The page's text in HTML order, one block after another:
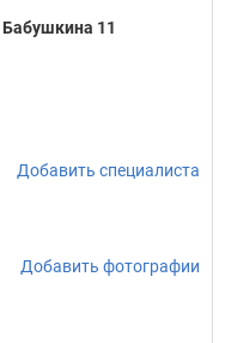
Бабушкина 11
Добавить специалиста
Добавить фотографии